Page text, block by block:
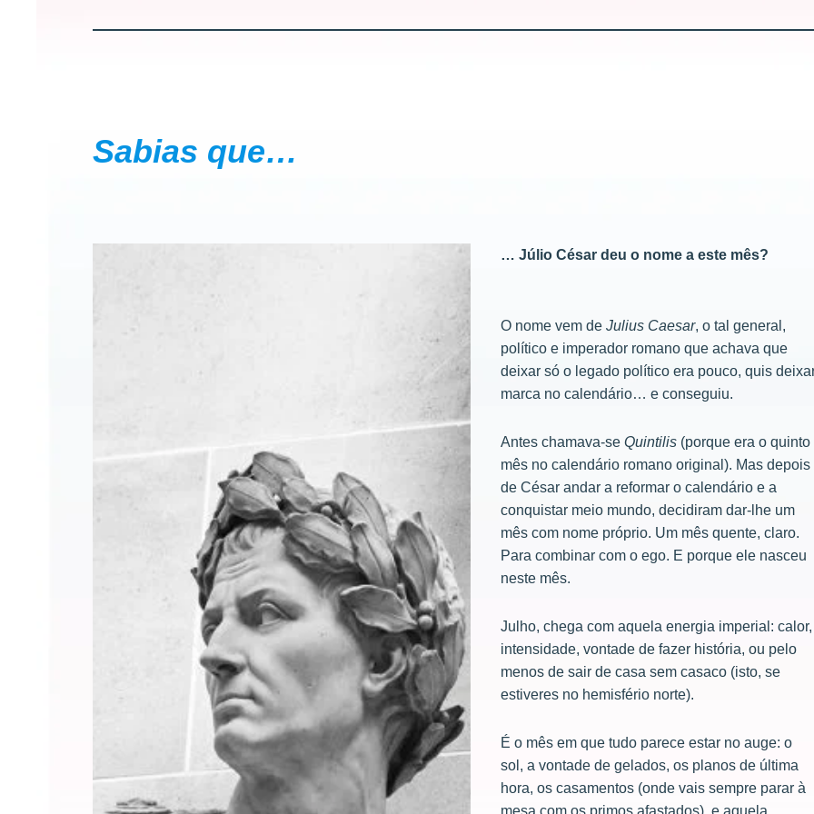
Sabias que…
… Júlio César deu o nome a este mês?
O nome vem deJulius Caesar, o tal general,
político e imperador romano que achava que
deixar só o legado político era pouco, quis
marca no calendário… e conseguiu.
Antes chamava-seQuintilis (porque era o quinto
mês no calendário romano original). Mas depois
de César andar a reformar o calendário e a
conquistar meio mundo, decidiram dar-lhe um
mês com nome próprio. Um mês quente, claro.
Para combinar com o ego. E porque ele nasceu
neste mês.
Julho, chega com aquela energia imperial: calor,
intensidade, vontade de fazer história, ou pelo
menos de sair de casa sem casaco (isto, se
estiveres no hemisfério norte).
É o mês em que tudo parece estar no auge: o
sol, a vontade de gelados, os planos de última
hora, os casamentos (onde vais sempre parar à
mesa com os primos afastados), e aquela